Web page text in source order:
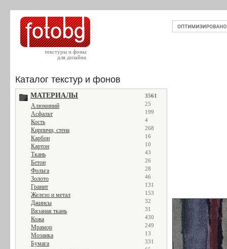
текстуры и фоны
для дизайна
Каталог текстур и фонов
МАТЕРИАЛЫ 3561
Алюминий 25
Асфальт 199
Кость 4
Кирпичи, стена 268
Карбон 16
Картон 10
Ткань 43
Бетон 26
Фольга 28
Золото 46
Гранит 131
Железо и метал 153
Джинсы 32
Вязаная ткань 31
Кожа 430
Мрамор 249
Мозаика 13
Бумага 331